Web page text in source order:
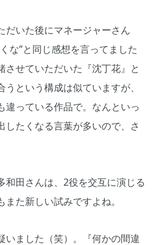
だいた後にマネージャーさん
な”と同じ感想を言ってました
させていただいた『沈丁花』と
という構成は似ていますが、
違っている作品で。なんといっ
したくなる言葉が多いので、さ
田さんは、2役を交互に演じる
た新しい試みですよね。
いました（笑）。『何かの間違